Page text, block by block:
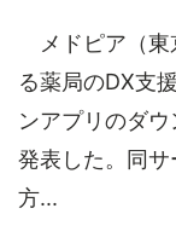
メドピア（東
る薬局のDX支
ンアプリのダ
発表した。同
方...